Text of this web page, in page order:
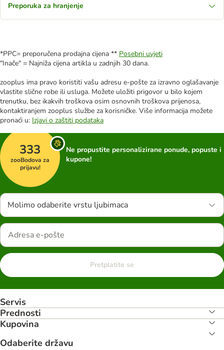
Preporuka za hranjenje
*PPC= preporučena prodajna cijena ** Posebni uvjeti
"Inače" = Najniža cijena artikla u zadnjih 30 dana.
zooplus ima pravo koristiti vašu adresu e-pošte za izravno oglašavanje
vlastite slične robe ili usluga. Možete uložiti prigovor u bilo kojem
trenutku, bez ikakvih troškova osim osnovnih troškova prijenosa,
kontaktiranjem zooplus službe za korisničke. Više informacija možete
pronaći u: Izjavi o zaštiti podataka
333
zooBodova za
prijavu!
Ne propustite personalizirane ponude, popuste i
kupone!
Molimo odaberite vrstu ljubimaca
Pretplatite se
Servis
Prednosti
Kupovina
Odaberite državu